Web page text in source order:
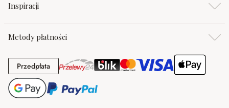
Inspiracji
Metody płatności
PrzedpłataPrzedpłata